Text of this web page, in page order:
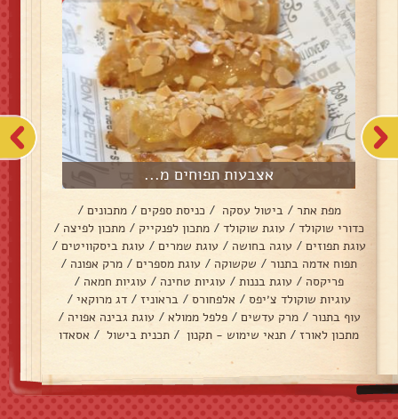
אצבעות תפוחים מ...
מפת אתר / ביטול עסקה / כניסת ספקים / מתכונים /
כדורי שוקולד / עוגת שוקולד / מתכון לפנקייק / מתכון לפיצה /
עוגת תפוזים / עוגה בחושה / עוגת שמרים / עוגת ביסקוויטים /
תפוח אדמה בתנור / שקשוקה / עוגת מספרים / מרק אפונה /
פריקסה / עוגת בננות / עוגיות טחינה / עוגיות חמאה /
עוגיות שוקולד צ׳יפס / אלפחורס / בראוניז / דג מרוקאי /
עוף בתנור / מרק עדשים / פלפל ממולא / עוגת גבינה אפויה /
מתכון לאורז / תנאי שימוש - תקנון / תכנית בישול / אסאדו